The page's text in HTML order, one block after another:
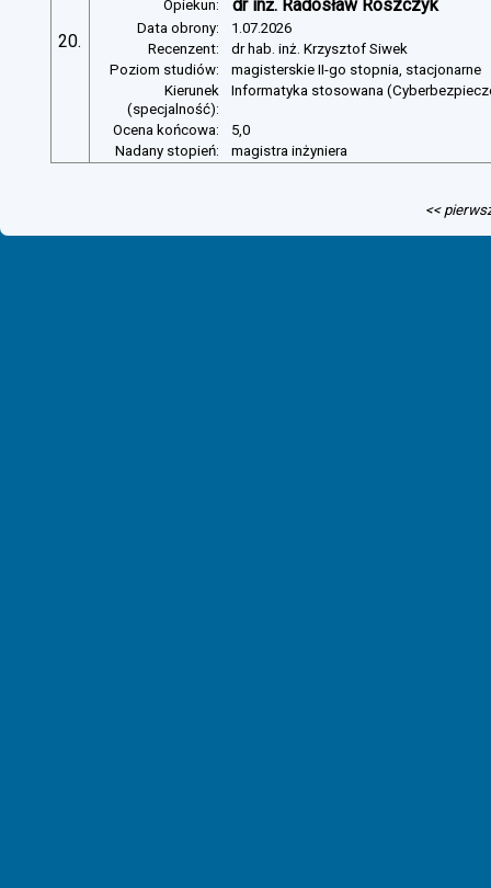
20.
Opiekun: dr inż. Radosław Roszczyk
Data obrony:
1.07.2026
Recenzent:
dr hab. inż. Krzysztof Siwek
Poziom studiów:
magisterskie II-go stopnia, stacjonarne
Kierunek
(specjalność):
Informatyka stosowana
Ocena końcowa:
5,0
Nadany stopień:
magistra inżyniera
<<